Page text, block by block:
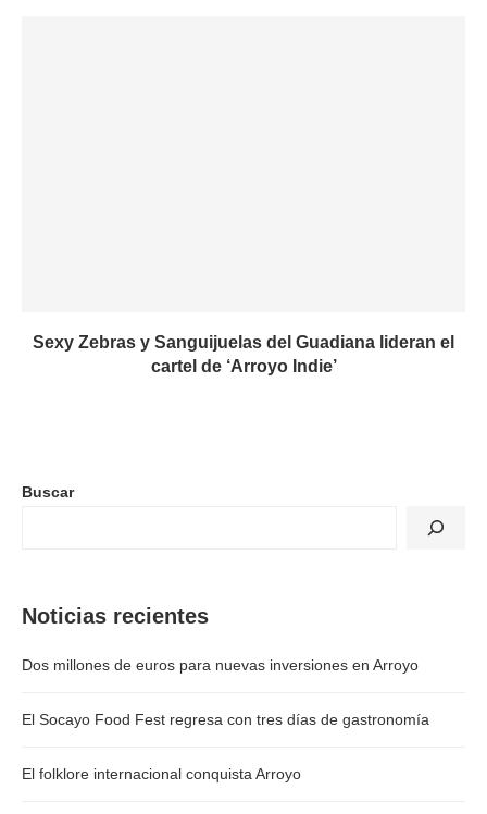
Sexy Zebras y Sanguijuelas del Guadiana lideran el
cartel de ‘Arroyo Indie’
Buscar
Noticias recientes
Dos millones de euros para nuevas inversiones en Arroyo
El Socayo Food Fest regresa con tres días de gastronomía
El folklore internacional conquista Arroyo